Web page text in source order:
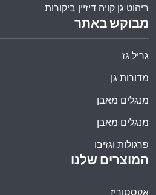
המוצרים שלנו
אקססוריז
מבוקש באתר
גריל גז
מדורות גן
מנגלים מאבן
מנגלים מאבן
פרגולות וגזיבו
ריהוט גן קויה דיזיין ביקורות